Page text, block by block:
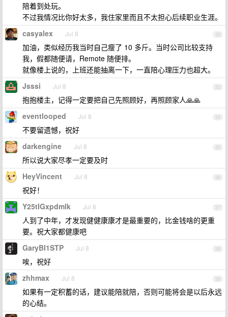
陪着到处玩。
不过我情况比你好太多，我住家里而且不太担心后续职业生涯。
32
casyalex Jul 8
加油，类似经历我当时自己瘦了 10 多斤。当时公司比较支持
我，假都随便请，Remote 随便排。
就像楼上说的，上班还能抽离一下，一直陪心理压力也超大。
33
Jsssi Jul 8
抱抱楼主，记得一定要把自己先照顾好，再照顾家人🙏🙏
34
eventlooped Jul 8
不要留遗憾，祝好
35
darkengine Jul 8
所以说大家尽孝一定要及时
36
HeyVincent Jul 8
祝好！
37
Y25tIGxpdmlk Jul 8
人到了中年，才发现健健康康才是最重要的，比金钱啥的更重
要。祝大家都健康吧
38
GaryBI1STP Jul 8
唉，祝好
39
zhhmax Jul 8
如果有一定积蓄的话，建议能陪就陪，否则可能将会是以后永远
的心结。